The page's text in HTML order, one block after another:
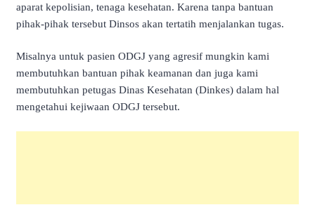
aparat kepolisian, tenaga kesehatan. Karena tanpa bantuan
pihak-pihak tersebut Dinsos akan tertatih menjalankan tugas.
Misalnya untuk pasien ODGJ yang agresif mungkin kami
membutuhkan bantuan pihak keamanan dan juga kami
membutuhkan petugas Dinas Kesehatan (Dinkes) dalam hal
mengetahui kejiwaan ODGJ tersebut.